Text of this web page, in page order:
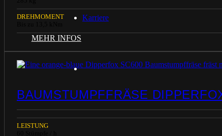
Karriere
DREHMOMENT
MEHR INFOS
BAUMSTUMPFFRÄSE
LEISTUNG